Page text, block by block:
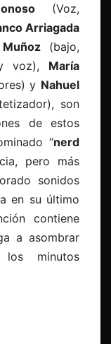
(Voz,
Arriagada
(bajo,
voz), María
y Nahuel
son
de estos
“nerd
pero más
sonidos
en su último
contiene
a asombrar
minutos